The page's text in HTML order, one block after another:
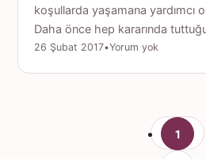
koşullarda yaşamana yardımcı
Daha önce hep kararında
26 Şubat 2017•Yorum yok
1